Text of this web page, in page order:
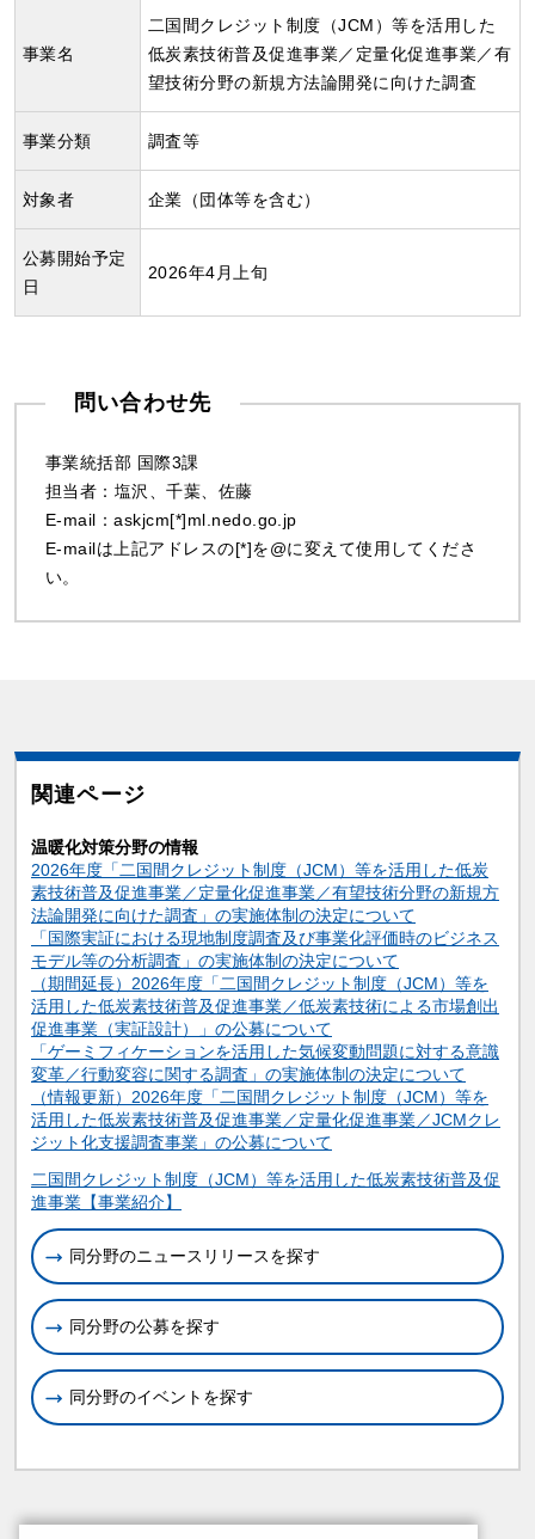
事業名
二国間クレジット制度（JCM）等を活用した
低炭素技術普及促進事業／定量化促進事業／有
望技術分野の新規方法論開発に向けた調査
事業分類 調査等
対象者 企業（団体等を含む）
公募開始予定
日
2026年4月上旬
問い合わせ先
事業統括部 国際3課
担当者：塩沢、千葉、佐藤
E-mail：askjcm[*]ml.nedo.go.jp
E-mailは上記アドレスの[*]を@に変えて使用してくださ
い。
関連ページ
温暖化対策分野の情報
2026年度「二国間クレジット制度（JCM）等を活用した低炭
素技術普及促進事業／定量化促進事業／有望技術分野の新規方
法論開発に向けた調査」の実施体制の決定について
「国際実証における現地制度調査及び事業化評価時のビジネス
モデル等の分析調査」の実施体制の決定について
（期間延長）2026年度「二国間クレジット制度（JCM）等を
活用した低炭素技術普及促進事業／低炭素技術による市場創出
促進事業（実証設計）」の公募について
「ゲーミフィケーションを活用した気候変動問題に対する意識
変革／行動変容に関する調査」の実施体制の決定について
（情報更新）2026年度「二国間クレジット制度（JCM）等を
活用した低炭素技術普及促進事業／定量化促進事業／JCMクレ
ジット化支援調査事業」の公募について
関連情報
二国間クレジット制度（JCM）等を活用した低炭素技術普及促
進事業【事業紹介】
同分野のニュースリリースを探す
同分野の公募を探す
同分野のイベントを探す